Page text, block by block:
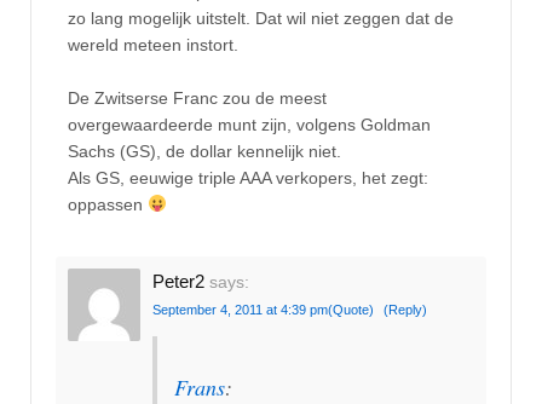
zo lang mogelijk uitstelt. Dat wil niet zeggen dat de
wereld meteen instort.
De Zwitserse Franc zou de meest
overgewaardeerde munt zijn, volgens Goldman
Sachs (GS), de dollar kennelijk niet.
Als GS, eeuwige triple AAA verkopers, het zegt:
oppassen
Peter2 says:
September 4, 2011 at 4:39 pm(Quote) (Reply)
Frans: